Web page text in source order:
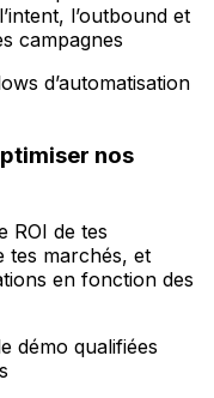
l’outbound et
campagnes
d’automatisation
nos
ROI de tes
tes marchés, et
en fonction des
démo qualifiées